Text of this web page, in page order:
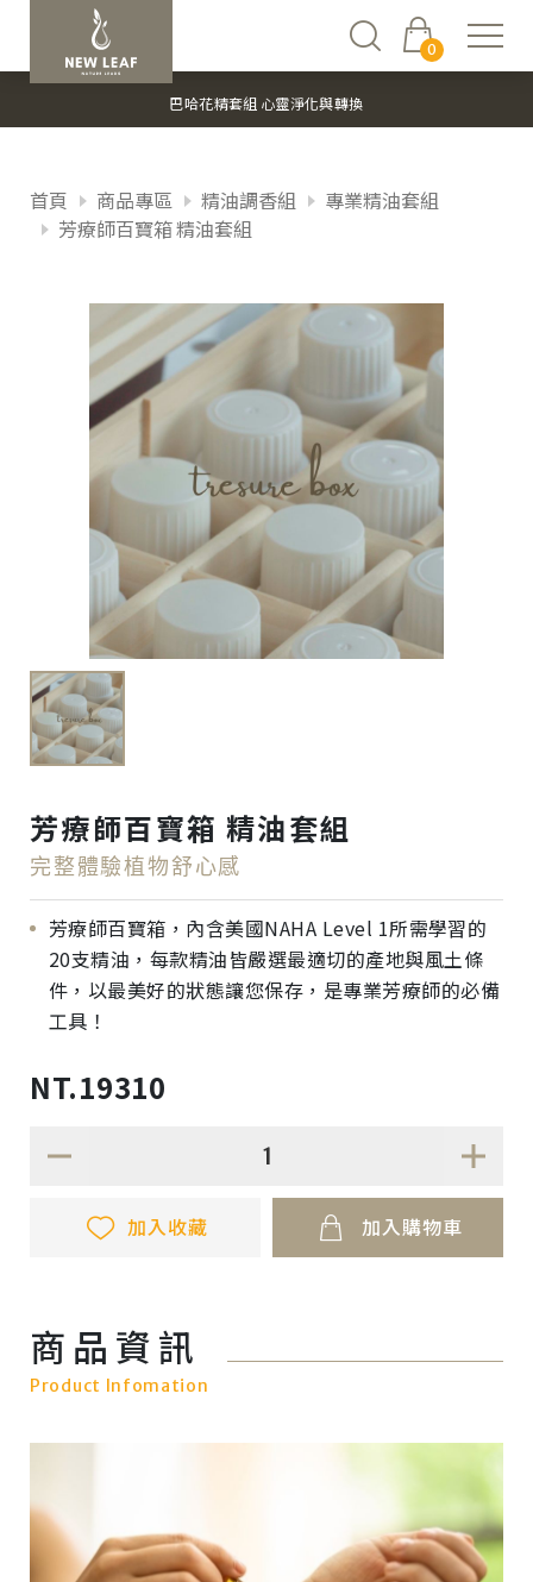
0
巴哈花精套組 心靈淨化與轉換
首頁 商品專區 精油調香組
專業精油套組
芳療師百寶箱 精油套組
芳療師百寶箱 精油套組
完整體驗植物舒心感
芳療師百寶箱，內含美國NAHA Level 1所需學習的
20支精油，每款精油皆嚴選最適切的產地與風土條
件，以最美好的狀態讓您保存，是專業芳療師的必備
工具！
NT.19310
加入收藏 加入購物車
商品資訊
Product Infomation